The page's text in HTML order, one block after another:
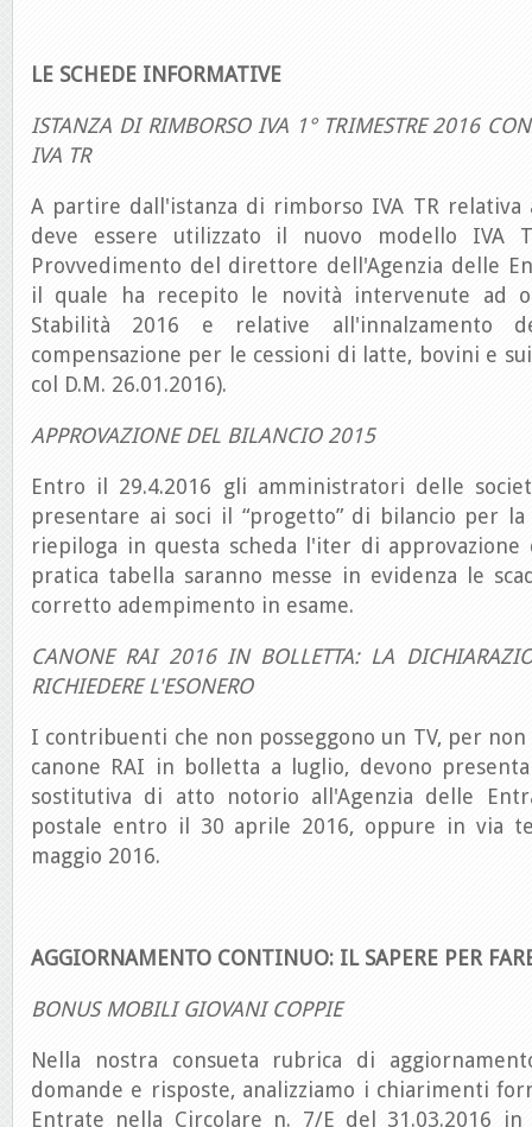
LE SCHEDE INFORMATIVE
ISTANZA DI RIMBORSO IVA 1° TRIMESTRE 2016
IVA TR
A partire dall'istanza di rimborso IVA TR relativa
deve essere utilizzato il nuovo modello IVA
Provvedimento del direttore dell'Agenzia delle
il quale ha recepito le novità intervenute ad
Stabilità 2016 e relative all'innalzamento
compensazione per le cessioni di latte, bovini e
col D.M. 26.01.2016).
APPROVAZIONE DEL BILANCIO 2015
Entro il 29.4.2016 gli amministratori delle
presentare ai soci il “progetto” di bilancio per la
riepiloga in questa scheda l'iter di approvazione
pratica tabella saranno messe in evidenza le
corretto adempimento in esame.
CANONE RAI 2016 IN BOLLETTA: LA
RICHIEDERE L'ESONERO
I contribuenti che non posseggono un TV, per
canone RAI in bolletta a luglio, devono
sostitutiva di atto notorio all'Agenzia delle
postale entro il 30 aprile 2016, oppure in via
maggio 2016.
AGGIORNAMENTO CONTINUO: IL SAPERE PER
BONUS MOBILI GIOVANI COPPIE
Nella nostra consueta rubrica di
domande e risposte, analizziamo i chiarimenti
Entrate nella Circolare n. 7/E del 31.03.2016 in